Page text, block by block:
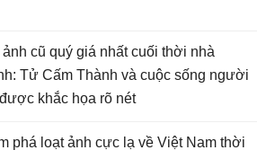
ảnh cũ quý giá nhất cuối thời nhà
Tử Cấm Thành và cuộc sống người
khắc họa rõ nét
phá loạt ảnh cực lạ về Việt Nam thời